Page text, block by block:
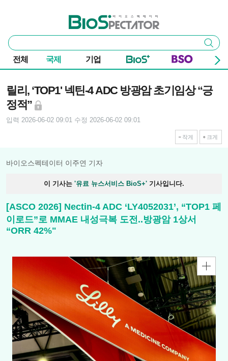
바이오스펙테이터
통
합
검
색
검색
전체 국제 기업
릴리, ‘TOP1' 넥틴-4 ADC 방광암 초기임상 “긍
정적”
입력 2026-06-02 09:01 수정 2026-06-02 09:01
작게 크게
바이오스펙테이터 이주연 기자
이 기사는 '유료 뉴스서비스 BioS+' 기사입니다.
[ASCO 2026] Nectin-4 ADC ‘LY4052031’, “TOP1 페
이로드”로 MMAE 내성극복 도전..방광암 1상서
“ORR 42%"